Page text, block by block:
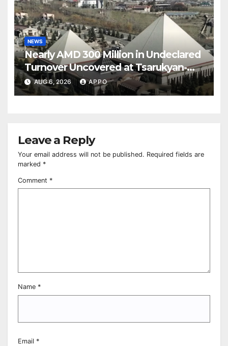
NEWS
Nearly AMD 300 Million in Undeclared
Turnover Uncovered at Tsarukyan-
Owned Entertainment Center
AUG 6, 2026 APPO
Leave a Reply
Your email address will not be published. Required fields are
marked *
Comment *
Name *
Email *